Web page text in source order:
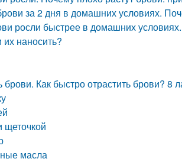
за 2 дня в домашних условиях.
росли быстрее в домашних
наносить?
брови. Как быстро отрастить брови? 8
щеточкой
масла